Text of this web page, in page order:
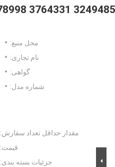
محل منبع:
نام تجاری:
گواهی:
شماره مدل:
مقدار حداقل تعداد سفارش:
قیمت:
جزئیات بسته بندی: